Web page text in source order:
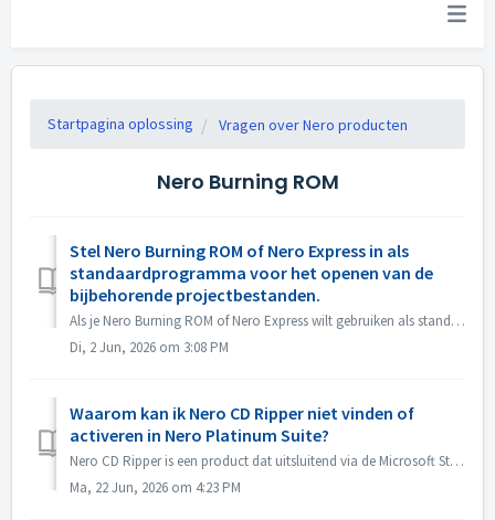
Startpagina oplossing Vragen over Nero producten
Nero Burning ROM
Stel Nero Burning ROM of Nero Express in als
standaardprogramma voor het openen van de
bijbehorende projectbestanden.
Als je Nero Burning ROM of Nero Express wilt gebruiken als standaardprogramma voor het openen van Nero Burning ROM-projectbestanden of Nero Express-projecte...
Di, 2 Jun, 2026 om 3:08 PM
Waarom kan ik Nero CD Ripper niet vinden of
activeren in Nero Platinum Suite?
Nero CD Ripper is een product dat uitsluitend via de Microsoft Store (https://apps.microsoft.com/detail/9NSNQ0CPD06G) wordt aangeboden en is niet inbegrepen...
Ma, 22 Jun, 2026 om 4:23 PM